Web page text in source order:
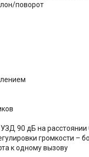
поворот
90 дБ на расстоянии
громкости –
к одному вызову